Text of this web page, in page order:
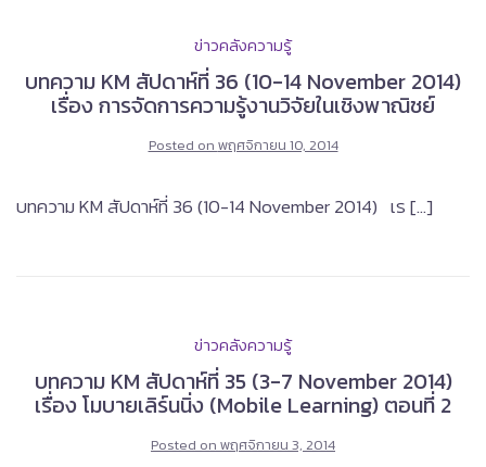
ข่าวคลังความรู้
บทความ KM สัปดาห์ที่ 36 (10-14 November 2014)
เรื่อง การจัดการความรู้งานวิจัยในเชิงพาณิชย์
Posted on พฤศจิกายน 10, 2014
บทความ KM สัปดาห์ที่ 36 (10-14 November 2014) เร […]
ข่าวคลังความรู้
บทความ KM สัปดาห์ที่ 35 (3-7 November 2014)
เรื่อง โมบายเลิร์นนิ่ง (Mobile Learning) ตอนที่ 2
Posted on พฤศจิกายน 3, 2014